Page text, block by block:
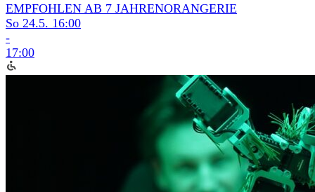
EMPFOHLEN AB 7 JAHRENORANGERIE
So 24.5. 16:00
-
17:00